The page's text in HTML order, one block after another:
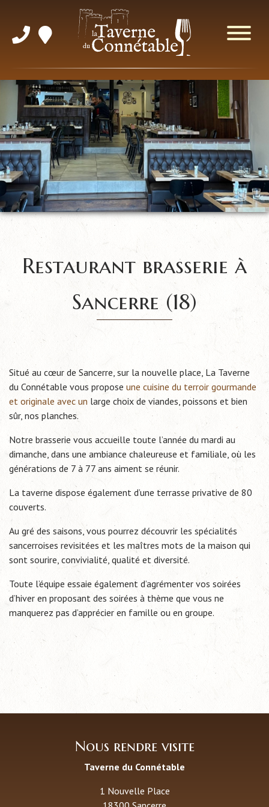
Restaurant brasserie à
Sancerre (18)
Situé au cœur de Sancerre, sur la nouvelle place, La Taverne
du Connétable vous propose une cuisine du terroir gourmande
et originale avec un large choix de viandes, poissons et bien
sûr, nos planches.
Notre brasserie vous accueille toute l’année du mardi au
dimanche, dans une ambiance chaleureuse et familiale, où les
générations de 7 à 77 ans aiment se réunir.
La taverne dispose également d’une terrasse privative de 80
couverts.
Au gré des saisons, vous pourrez découvrir les spécialités
sancerroises revisitées et les maîtres mots de la maison qui
sont sourire, convivialité, qualité et diversité.
Toute l’équipe essaie également d’agrémenter vos soirées
d’hiver en proposant des soirées à thème que vous ne
manquerez pas d’apprécier en famille ou en groupe.
Nous rendre visite
Taverne du Connétable
1 Nouvelle Place